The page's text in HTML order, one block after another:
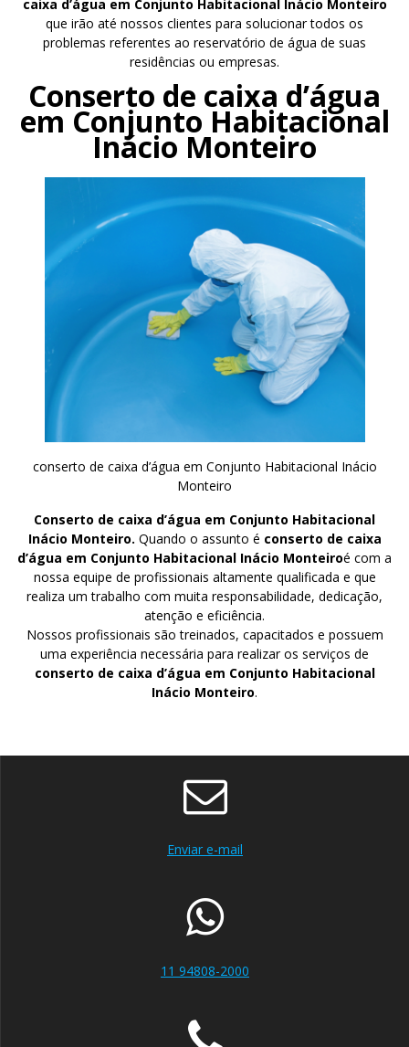
caixa d’água em Conjunto Habitacional Inácio Monteiro
que irão até nossos clientes para solucionar todos os
problemas referentes ao reservatório de água de suas
residências ou empresas.
Conserto de caixa d’água
em Conjunto Habitacional
Inácio Monteiro
conserto de caixa d’água em Conjunto Habitacional Inácio
Monteiro
Conserto de caixa d’água em Conjunto Habitacional
Inácio Monteiro. Quando o assunto é conserto de caixa
d’água em Conjunto Habitacional Inácio Monteiroé com a
nossa equipe de profissionais altamente qualificada e que
realiza um trabalho com muita responsabilidade, dedicação,
atenção e eficiência.
Nossos profissionais são treinados, capacitados e possuem
uma experiência necessária para realizar os serviços de
conserto de caixa d’água em Conjunto Habitacional
Inácio Monteiro.
Enviar e-mail
11 94808-2000